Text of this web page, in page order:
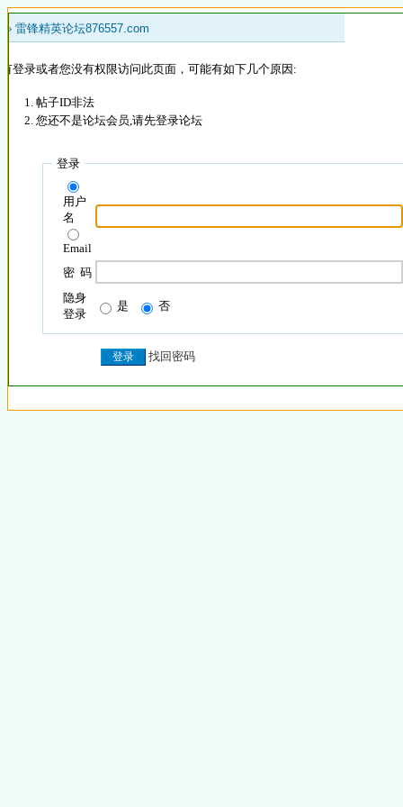
» 雷锋精英论坛876557.com
登录或者您没有权限访问此页面，可能有如下几个原因:
帖子ID非法
您还不是论坛会员,请先登录论坛
登录
用户
名
Email
密 码
隐身
登录
是 否
找回密码